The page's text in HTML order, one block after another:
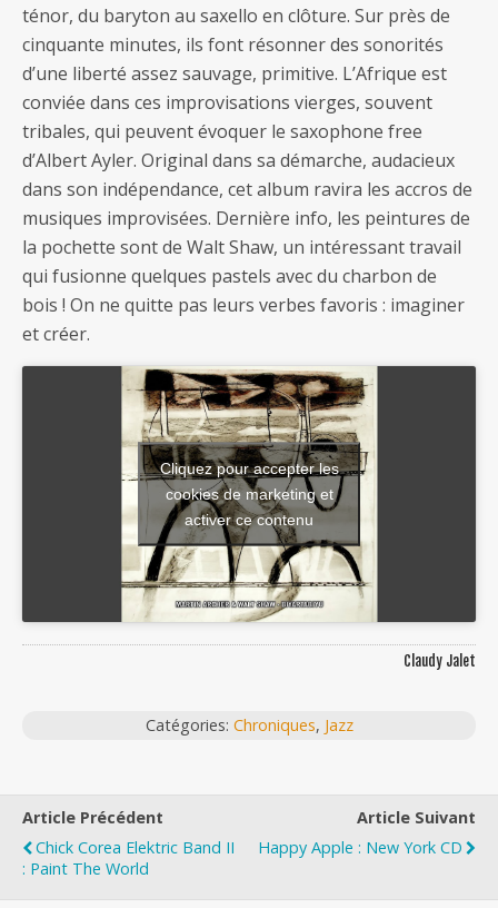
ténor, du baryton au saxello en clôture. Sur près de
cinquante minutes, ils font résonner des sonorités
d’une liberté assez sauvage, primitive. L’Afrique est
conviée dans ces improvisations vierges, souvent
tribales, qui peuvent évoquer le saxophone free
d’Albert Ayler. Original dans sa démarche, audacieux
dans son indépendance, cet album ravira les accros de
musiques improvisées. Dernière info, les peintures de
la pochette sont de Walt Shaw, un intéressant travail
qui fusionne quelques pastels avec du charbon de
bois ! On ne quitte pas leurs verbes favoris : imaginer
et créer.
Cliquez pour accepter les
cookies de marketing et
activer ce contenu
Claudy Jalet
Catégories: Chroniques, Jazz
Article Précédent
Chick Corea Elektric Band II
: Paint The World
Article Suivant
Happy Apple : New York CD